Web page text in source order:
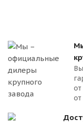
от